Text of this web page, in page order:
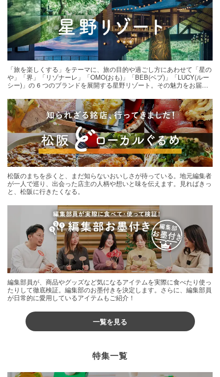
「旅を楽しくする」をテーマに、旅の目的や過ごし方にあわせて「星の
や」「界」「リゾナーレ」「OMO(おも)」「BEB(ベブ)」「LUCY(ルー
シー)」の 6 つのブランドを展開する星野リゾート。その魅力をお届け
松阪のまちを歩くと、まだ知らないおいしさが待っている。地元編集者
が一人で巡り、出会った店主の人柄や想いと味を伝えます。見ればきっ
と、松阪に行きたくなる。
編集部員が、商品やグッズなど気になるアイテムを実際に食べたり使っ
たりして徹底検証。編集部のお墨付きを決定します。さらに、編集部員
が日常的に愛用しているアイテムもご紹介！
一覧を見る
特集一覧